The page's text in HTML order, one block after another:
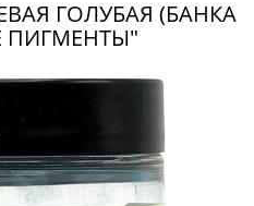
ГОЛУБАЯ (БАНКА
ПИГМЕНТЫ"